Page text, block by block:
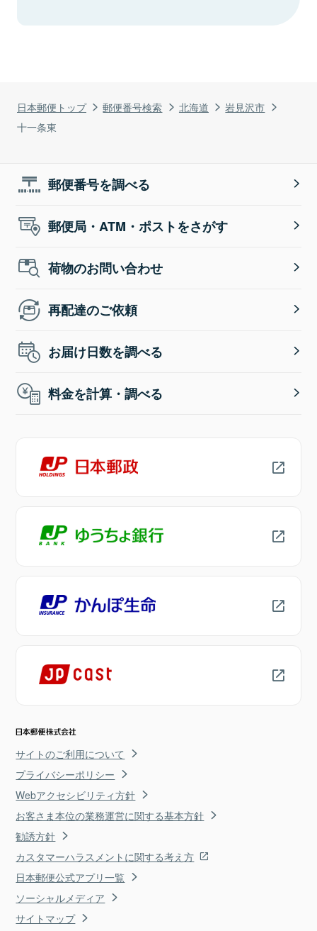
日本郵便トップ 郵便番号検索 北海道
岩見沢市
十一条東
郵便番号を調べる
郵便局・ATM・ポストをさがす
荷物のお問い合わせ
再配達のご依頼
お届け日数を調べる
料金を計算・調べる
サイトのご利用について
プライバシーポリシー
Webアクセシビリティ方針
お客さま本位の業務運営に関する基本方針
勧誘方針
カスタマーハラスメントに関する考え方
日本郵便公式アプリ一覧
ソーシャルメディア
サイトマップ